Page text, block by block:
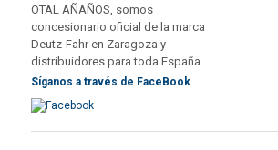
OTAL AÑAÑOS, somos
concesionario oficial de la marca
Deutz-Fahr en Zaragoza y
distribuidores para toda España.
Síganos a través de FaceBook